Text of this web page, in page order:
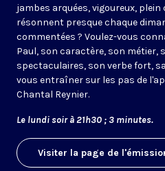
jambes arquées, vigoureux,
résonnent presque chaque
commentées ? Voulez-vous
Paul, son caractère, son métier,
spectaculaires, son verbe fort,
vous entraîner sur les pas de
Chantal Reynier.
Le lundi soir à 21h30 ; 3 minutes.
Visiter la page de